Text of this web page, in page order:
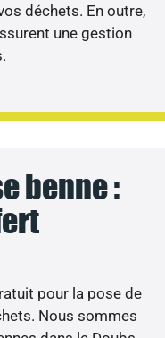
déchets. En outre,
une gestion
benne :
pour la pose de
Nous sommes